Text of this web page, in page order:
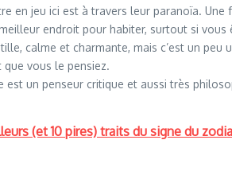
en jeu ici est à travers leur paranoïa.
endroit pour habiter, surtout si
calme et charmante, mais c’est un
que vous le pensiez.
est un penseur critique et aussi très
(et 10 pires) traits du signe du